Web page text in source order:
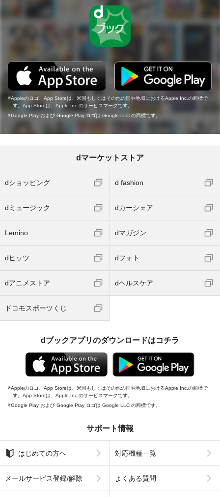
Appleのロゴ、App Storeは、米国もしくはその他の国や地域におけるApple Inc.の商標で
す。App Storeは、Apple Inc.のサービスマークです。
Google Play および Google Play ロゴは Google LLC の商標です。
dマーケットストア
dショッピング d fashion
dミュージック dカーシェア
Lemino dマガジン
dヒッツ dフォト
dアニメストア dヘルスケア
ドコモスポーツくじ
dブックアプリのダウンロードはコチラ
Appleのロゴ、App Storeは、米国もしくはその他の国や地域におけるApple Inc.の商標で
す。App Storeは、Apple Inc.のサービスマークです。
Google Play および Google Play ロゴは Google LLC の商標です。
サポート情報
はじめての方へ 対応機種一覧
メールサービス登録/解除 よくある質問